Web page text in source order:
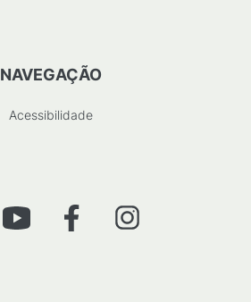
NAVEGAÇÃO
Acessibilidade